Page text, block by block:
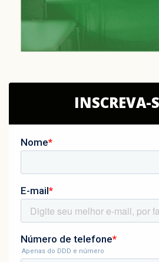
INSCREVA-